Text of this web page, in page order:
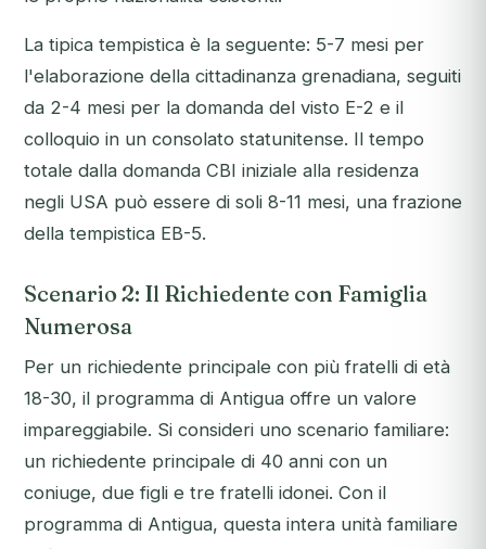
La tipica tempistica è la seguente: 5-7 mesi per
l'elaborazione della cittadinanza grenadiana, seguiti
da 2-4 mesi per la domanda del visto E-2 e il
colloquio in un consolato statunitense. Il tempo
totale dalla domanda CBI iniziale alla residenza
negli USA può essere di soli 8-11 mesi, una frazione
della tempistica EB-5.
Scenario 2: Il Richiedente con Famiglia
Numerosa
Per un richiedente principale con più fratelli di età
18-30, il programma di Antigua offre un valore
impareggiabile. Si consideri uno scenario familiare:
un richiedente principale di 40 anni con un
coniuge, due figli e tre fratelli idonei. Con il
programma di Antigua, questa intera unità familiare